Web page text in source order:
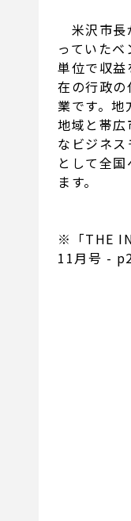
米沢市長
っていた
単位で収益
在の行政
業です。地
地域と帯広
なビジネ
として全
ます。
※「THE
11月号 -